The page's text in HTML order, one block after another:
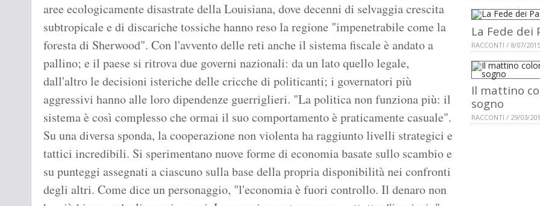
aree ecologicamente disastrate della Louisiana, dove decenni di selvaggia crescita
subtropicale e di discariche tossiche hanno reso la regione "impenetrabile come la
foresta di Sherwood". Con l'avvento delle reti anche il sistema fiscale è andato a
pallino; e il paese si ritrova due governi nazionali: da un lato quello legale,
dall'altro le decisioni isteriche delle cricche di politicanti; i governatori più
aggressivi hanno alle loro dipendenze guerriglieri. "La politica non funziona più: il
sistema è così complesso che ormai il suo comportamento è praticamente casuale".
Su una diversa sponda, la cooperazione non violenta ha raggiunto livelli strategici e
tattici incredibili. Si sperimentano nuove forme di economia basate sullo scambio e
su punteggi assegnati a ciascuno sulla base della propria disponibilità nei confronti
degli altri. Come dice un personaggio, "l'economia è fuori controllo. Il denaro non
La Fede dei
RACCONTI / 8/07/2015
Il mattino
sogno
RACCONTI / 29/03/